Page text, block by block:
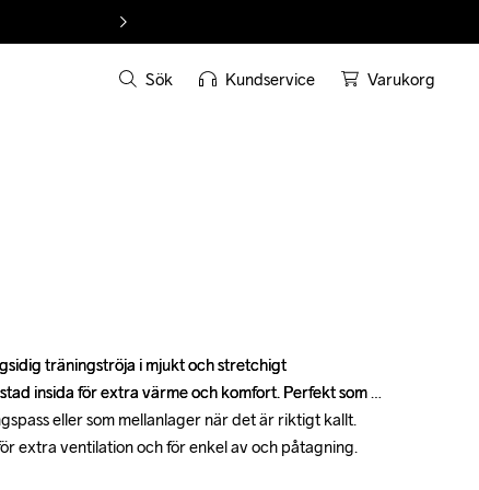
Sök Kundservice Varukorg
träningströja i mjukt och stretchigt
insida för extra värme och komfort. Perfekt som
eller som mellanlager när det är riktigt kallt.
extra ventilation och för enkel av och påtagning.
träningströja i mjukt och stretchigt
insida för extra värme och komfort. Perfekt som
eller som mellanlager när det är riktigt kallt.
extra ventilation och för enkel av och påtagning.